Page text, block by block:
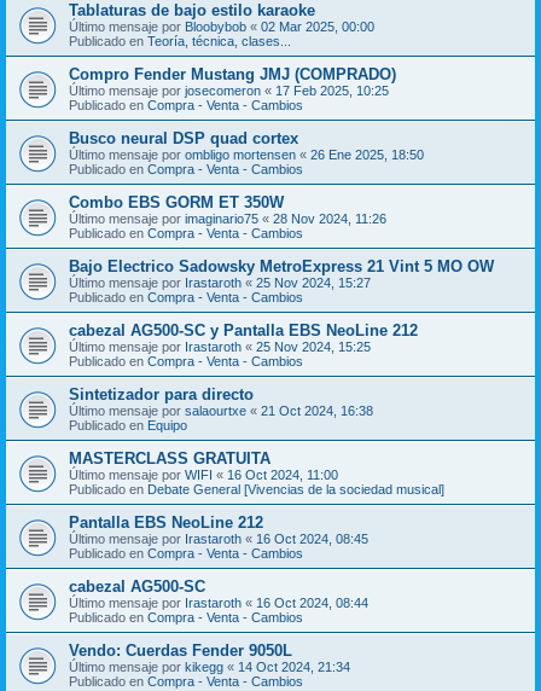
Tablaturas de bajo estilo karaoke
Último mensaje por Bloobybob « 02 Mar 2025, 00:00
Publicado en Teoría, técnica, clases...
Compro Fender Mustang JMJ (COMPRADO)
Último mensaje por josecomeron « 17 Feb 2025, 10:25
Publicado en Compra - Venta - Cambios
Busco neural DSP quad cortex
Último mensaje por ombligo mortensen « 26 Ene 2025, 18:50
Publicado en Compra - Venta - Cambios
Combo EBS GORM ET 350W
Último mensaje por imaginario75 « 28 Nov 2024, 11:26
Publicado en Compra - Venta - Cambios
Bajo Electrico Sadowsky MetroExpress 21 Vint 5 MO OW
Último mensaje por Irastaroth « 25 Nov 2024, 15:27
Publicado en Compra - Venta - Cambios
cabezal AG500-SC y Pantalla EBS NeoLine 212
Último mensaje por Irastaroth « 25 Nov 2024, 15:25
Publicado en Compra - Venta - Cambios
Sintetizador para directo
Último mensaje por salaourtxe « 21 Oct 2024, 16:38
Publicado en Equipo
MASTERCLASS GRATUITA
Último mensaje por WIFI « 16 Oct 2024, 11:00
Publicado en Debate General [Vivencias de la sociedad musical]
Pantalla EBS NeoLine 212
Último mensaje por Irastaroth « 16 Oct 2024, 08:45
Publicado en Compra - Venta - Cambios
cabezal AG500-SC
Último mensaje por Irastaroth « 16 Oct 2024, 08:44
Publicado en Compra - Venta - Cambios
Vendo: Cuerdas Fender 9050L
Último mensaje por kikegg « 14 Oct 2024, 21:34
Publicado en Compra - Venta - Cambios